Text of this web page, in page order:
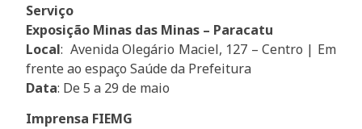
Serviço
Exposição Minas das Minas – Paracatu
Local: Avenida Olegário Maciel, 127 – Centro | Em
frente ao espaço Saúde da Prefeitura
Data: De 5 a 29 de maio
Imprensa FIEMG